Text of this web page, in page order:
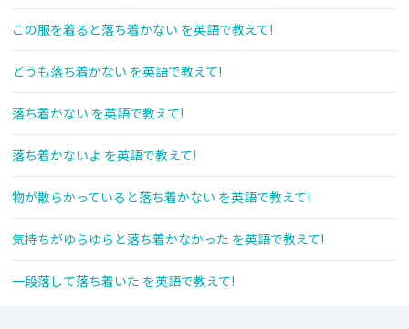
この服を着ると落ち着かない を英語で教えて!
どうも落ち着かない を英語で教えて!
落ち着かない を英語で教えて!
落ち着かないよ を英語で教えて!
物が散らかっていると落ち着かない を英語で教えて!
気持ちがゆらゆらと落ち着かなかった を英語で教えて!
一段落して落ち着いた を英語で教えて!